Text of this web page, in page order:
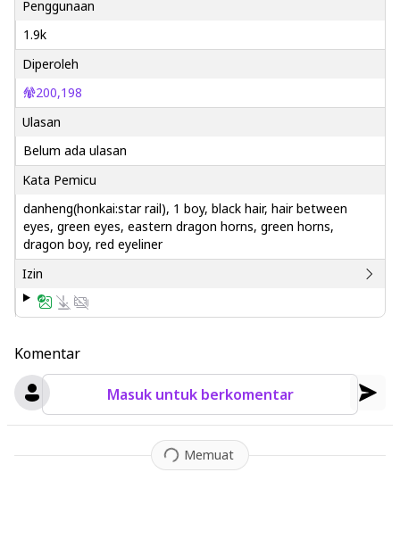
Penggunaan
1.9k
Diperoleh
200,198
Ulasan
Belum ada ulasan
Kata Pemicu
danheng(honkai:star rail), 1 boy, black hair, hair between
eyes, green eyes, eastern dragon horns, green horns,
dragon boy, red eyeliner
Izin
Komentar
Masuk untuk berkomentar
Memuat